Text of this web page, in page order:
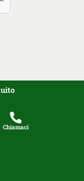
Chiamaci